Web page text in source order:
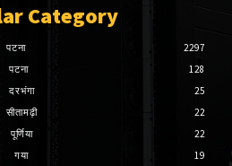
Category
पटना
2297
पटना
128
दरभंगा
25
सीतामढ़ी
22
पूर्णिया
22
गया
19